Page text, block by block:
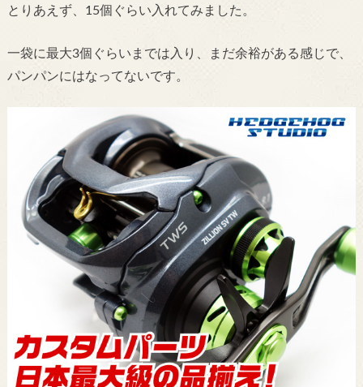
とりあえず、15個ぐらい入れてみました。
一袋に最大3個ぐらいまでは入り、まだ余裕がある感じで、
パンパンにはなってないです。